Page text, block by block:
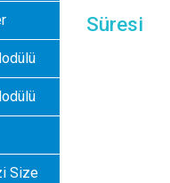
Size
Süresi